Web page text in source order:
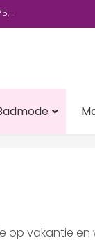
op vakantie